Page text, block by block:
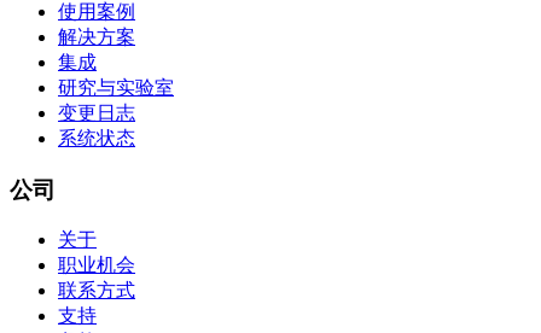
使用案例
解决方案
集成
研究与实验室
变更日志
系统状态
公司
关于
职业机会
联系方式
支持